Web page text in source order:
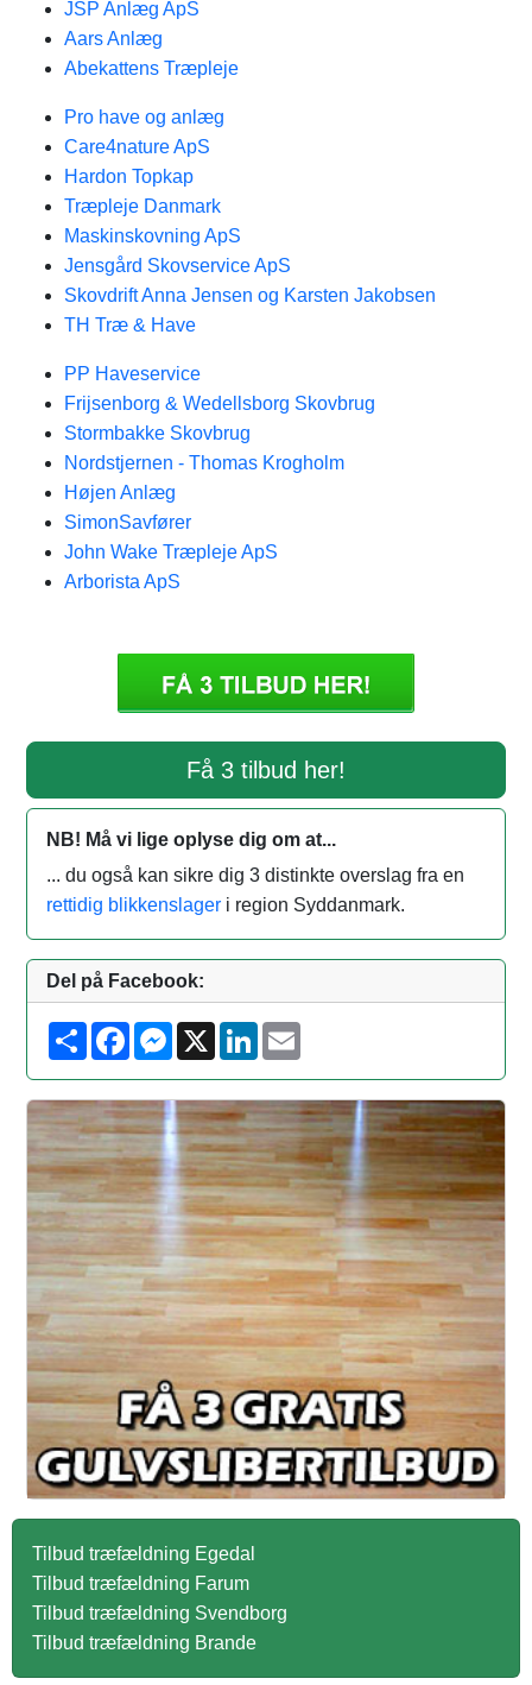
JSP Anlæg ApS
Aars Anlæg
Abekattens Træpleje
Pro have og anlæg
Care4nature ApS
Hardon Topkap
Træpleje Danmark
Maskinskovning ApS
Jensgård Skovservice ApS
Skovdrift Anna Jensen og Karsten Jakobsen
TH Træ & Have
PP Haveservice
Frijsenborg & Wedellsborg Skovbrug
Stormbakke Skovbrug
Nordstjernen - Thomas Krogholm
Højen Anlæg
SimonSavfører
John Wake Træpleje ApS
Arborista ApS
Få 3 tilbud her!
NB! Må vi lige oplyse dig om at...
... du også kan sikre dig 3 distinkte overslag fra en
rettidig blikkenslager i region Syddanmark.
Del på Facebook:
S
h
e
F
b
o
o
k
M
e
n
e
r
X
L
e
d
I
n
l
Tilbud træfældning Egedal
Tilbud træfældning Farum
Tilbud træfældning Svendborg
Tilbud træfældning Brande